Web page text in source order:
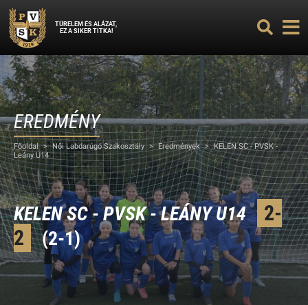
TÜRELEM ÉS ALÁZAT,
EZ A SIKER TITKA!
EREDMÉNY
Főoldal > Női Labdarúgó Szakosztály > Eredmények > KELEN SC - PVSK -
Leány U14
KELEN SC - PVSK - LEÁNY U14
2-
2
(2-1)